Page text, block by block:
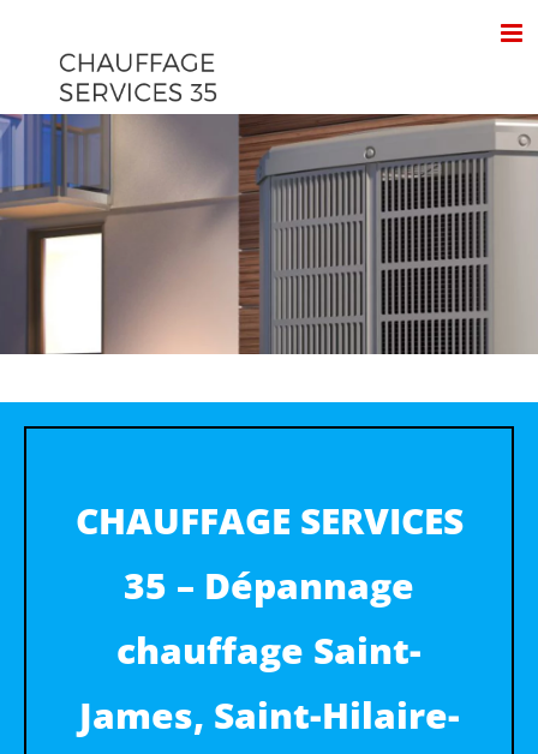
contenu
CHAUFFAGE SERVICES
35 – Dépannage
chauffage Saint-
James, Saint-Hilaire-